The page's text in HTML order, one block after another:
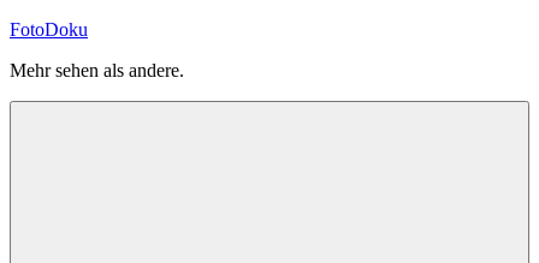
Zum
springen
FotoDoku
Mehr sehen als andere.